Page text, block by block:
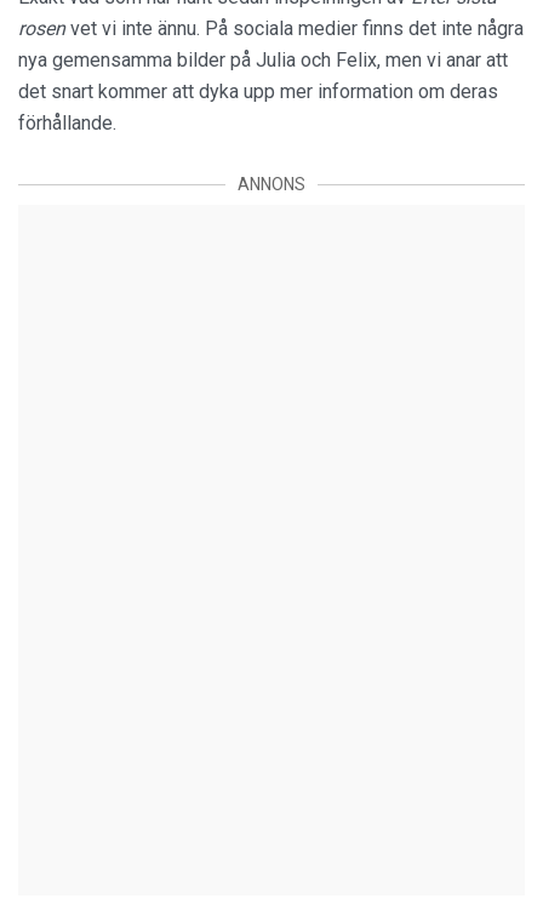
rosenvet vi inte ännu. På sociala medier finns det inte några
nya gemensamma bilder på Julia och Felix, men vi anar att
det snart kommer att dyka upp mer information om deras
förhållande.
ANNONS